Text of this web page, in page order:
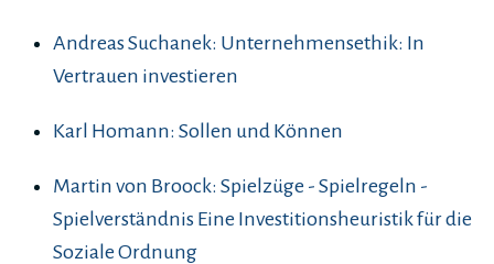
Andreas Suchanek: Unternehmensethik: In
Vertrauen investieren
Karl Homann: Sollen und Können
Martin von Broock: Spielzüge - Spielregeln -
Spielverständnis Eine Investitionsheuristik für die
Soziale Ordnung